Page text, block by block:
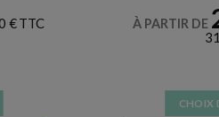
€ À PARTIR DE
CHOIX